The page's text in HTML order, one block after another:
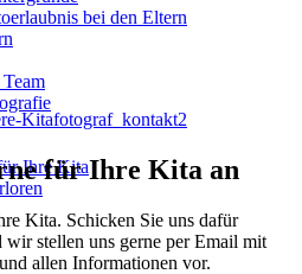
bei den Eltern
Ihre Kitafür Ihre Kita an
Kita. Schicken Sie uns dafür
stellen uns gerne per Email mit
allen Informationen vor.